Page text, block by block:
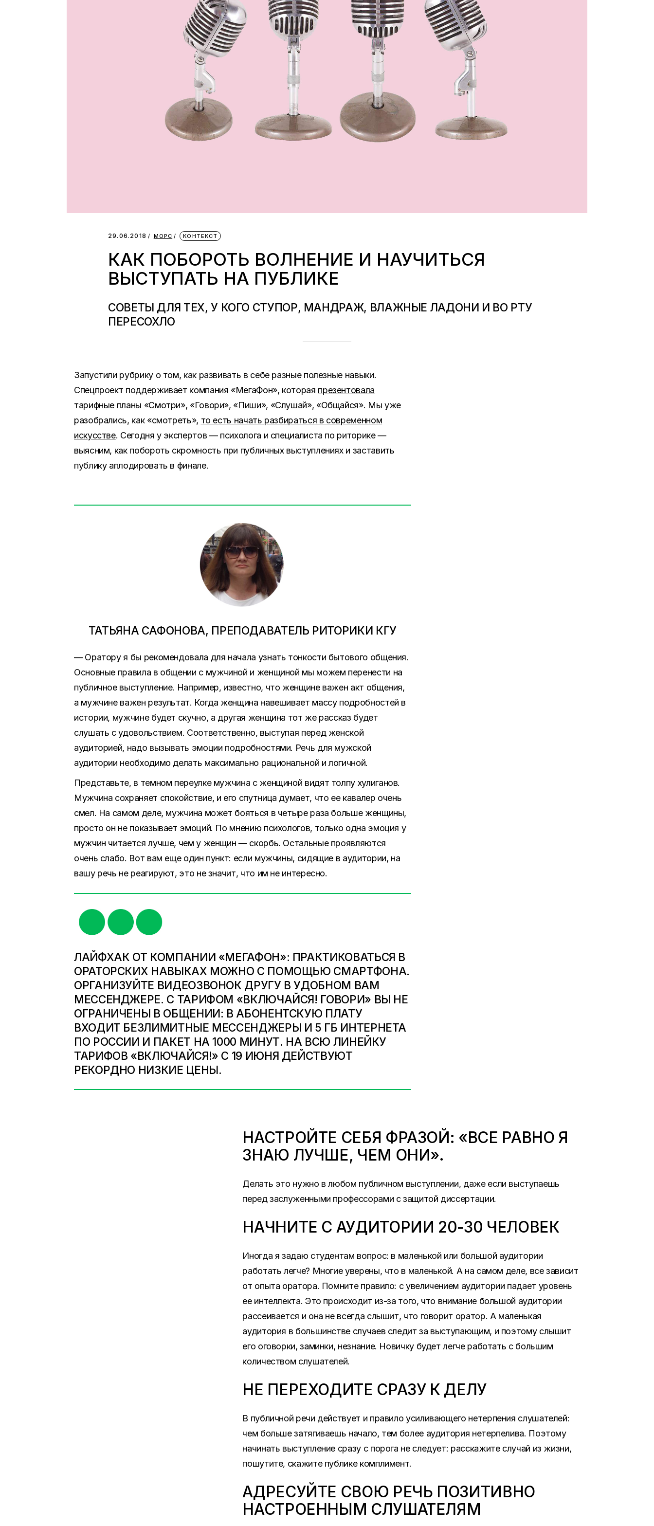
29.06.2018 МОРС КОНТЕКСТ
КАК ПОБОРОТЬ ВОЛНЕНИЕ И НАУЧИТЬСЯ
ВЫСТУПАТЬ НА ПУБЛИКЕ
СОВЕТЫ ДЛЯ ТЕХ, У КОГО СТУПОР, МАНДРАЖ, ВЛАЖНЫЕ ЛАДОНИ И ВО РТУ
ПЕРЕСОХЛО
Запустили рубрику о том, как развивать в себе разные полезные навыки.
Спецпроект поддерживает компания «МегаФон», которая презентовала
тарифные планы «Смотри», «Говори», «Пиши», «Слушай», «Общайся». Мы уже
разобрались, как «смотреть», то есть начать разбираться в современном
искусстве. Сегодня у экспертов — психолога и специалиста по риторике —
выясним, как побороть скромность при публичных выступлениях и заставить
публику аплодировать в финале.
ТАТЬЯНА САФОНОВА, ПРЕПОДАВАТЕЛЬ РИТОРИКИ КГУ
— Оратору я бы рекомендовала для начала узнать тонкости бытового общения.
Основные правила в общении с мужчиной и женщиной мы можем перенести на
публичное выступление. Например, известно, что женщине важен акт общения,
а мужчине важен результат. Когда женщина навешивает массу подробностей в
истории, мужчине будет скучно, а другая женщина тот же рассказ будет
слушать с удовольствием. Соответственно, выступая перед женской
аудиторией, надо вызывать эмоции подробностями. Речь для мужской
аудитории необходимо делать максимально рациональной и логичной.
Представьте, в темном переулке мужчина с женщиной видят толпу хулиганов.
Мужчина сохраняет спокойствие, и его спутница думает, что ее кавалер очень
смел. На самом деле, мужчина может бояться в четыре раза больше женщины,
просто он не показывает эмоций. По мнению психологов, только одна эмоция у
мужчин читается лучше, чем у женщин — скорбь. Остальные проявляются
очень слабо. Вот вам еще один пункт: если мужчины, сидящие в аудитории, на
вашу речь не реагируют, это не значит, что им не интересно.
ЛАЙФХАК ОТ КОМПАНИИ «МЕГАФОН»: ПРАКТИКОВАТЬСЯ В
ОРАТОРСКИХ НАВЫКАХ МОЖНО С ПОМОЩЬЮ СМАРТФОНА.
ОРГАНИЗУЙТЕ ВИДЕОЗВОНОК ДРУГУ В УДОБНОМ ВАМ
МЕССЕНДЖЕРЕ. С ТАРИФОМ «ВКЛЮЧАЙСЯ! ГОВОРИ» ВЫ НЕ
ОГРАНИЧЕНЫ В ОБЩЕНИИ: В АБОНЕНТСКУЮ ПЛАТУ
ВХОДИТ БЕЗЛИМИТНЫЕ МЕССЕНДЖЕРЫ И 5 ГБ ИНТЕРНЕТА
ПО РОССИИ И ПАКЕТ НА 1000 МИНУТ. НА ВСЮ ЛИНЕЙКУ
ТАРИФОВ «ВКЛЮЧАЙСЯ!» С 19 ИЮНЯ ДЕЙСТВУЮТ
РЕКОРДНО НИЗКИЕ ЦЕНЫ.
НАСТРОЙТЕ СЕБЯ ФРАЗОЙ: «ВСЕ РАВНО Я
ЗНАЮ ЛУЧШЕ, ЧЕМ ОНИ».
Делать это нужно в любом публичном выступлении, даже если выступаешь
перед заслуженными профессорами с защитой диссертации.
НАЧНИТЕ С АУДИТОРИИ 20-30 ЧЕЛОВЕК
Иногда я задаю студентам вопрос: в маленькой или большой аудитории
работать легче? Многие уверены, что в маленькой. А на самом деле, все зависит
от опыта оратора. Помните правило: с увеличением аудитории падает уровень
ее интеллекта. Это происходит из-за того, что внимание большой аудитории
рассеивается и она не всегда слышит, что говорит оратор. А маленькая
аудитория в большинстве случаев следит за выступающим, и поэтому слышит
его оговорки, заминки, незнание. Новичку будет легче работать с большим
количеством слушателей.
НЕ ПЕРЕХОДИТЕ СРАЗУ К ДЕЛУ
В публичной речи действует и правило усиливающего нетерпения слушателей:
чем больше затягиваешь начало, тем более аудитория нетерпелива. Поэтому
начинать выступление сразу с порога не следует: расскажите случай из жизни,
пошутите, скажите публике комплимент.
АДРЕСУЙТЕ СВОЮ РЕЧЬ ПОЗИТИВНО
НАСТРОЕННЫМ СЛУШАТЕЛЯМ